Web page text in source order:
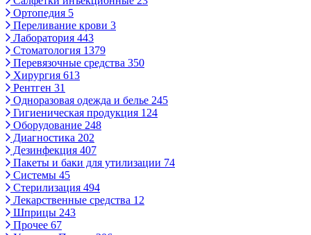
Ортопедия 5
Переливание крови 3
Лаборатория 443
Стоматология 1379
Перевязочные средства 350
Хирургия 613
Рентген 31
Одноразовая одежда и белье 245
Гигиеническая продукция 124
Оборудование 248
Диагностика 202
Дезинфекция 407
Пакеты и баки для утилизации 74
Системы 45
Стерилизация 494
Лекарственные средства 12
Шприцы 243
Прочее 67